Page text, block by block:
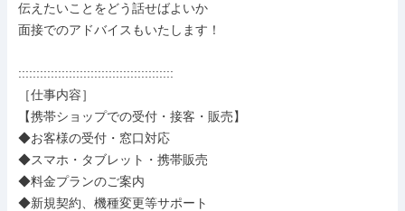
伝えたいことをどう話せばよいか
面接でのアドバイスもいたします！
:::::::::::::::::::::::::::::::::::::::::::
［仕事内容］
【携帯ショップでの受付・接客・販売】
◆お客様の受付・窓口対応
◆スマホ・タブレット・携帯販売
◆料金プランのご案内
◆新規契約、機種変更等サポート